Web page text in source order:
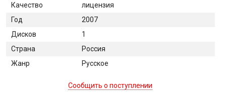
Качество
лицензия
Год
2007
Дисков
1
Страна
Россия
Жанр
Русское
Сообщить о поступлении